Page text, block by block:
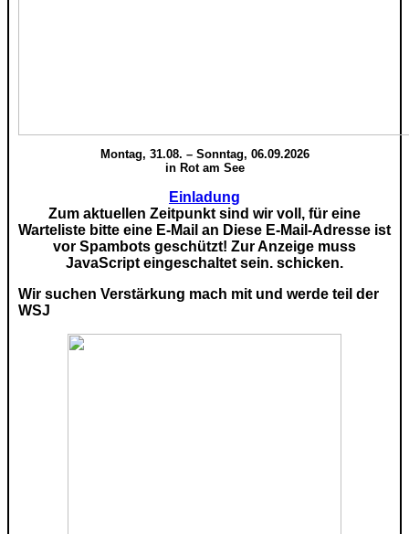
Montag, 31.08. – Sonntag, 06.09.2026
in Rot am See
Einladung
Zum aktuellen Zeitpunkt sind wir voll, für eine
Warteliste bitte eine E-Mail an Diese E-Mail-Adresse ist
vor Spambots geschützt! Zur Anzeige muss
JavaScript eingeschaltet sein. schicken.
Wir suchen Verstärkung mach mit und werde teil der
WSJ